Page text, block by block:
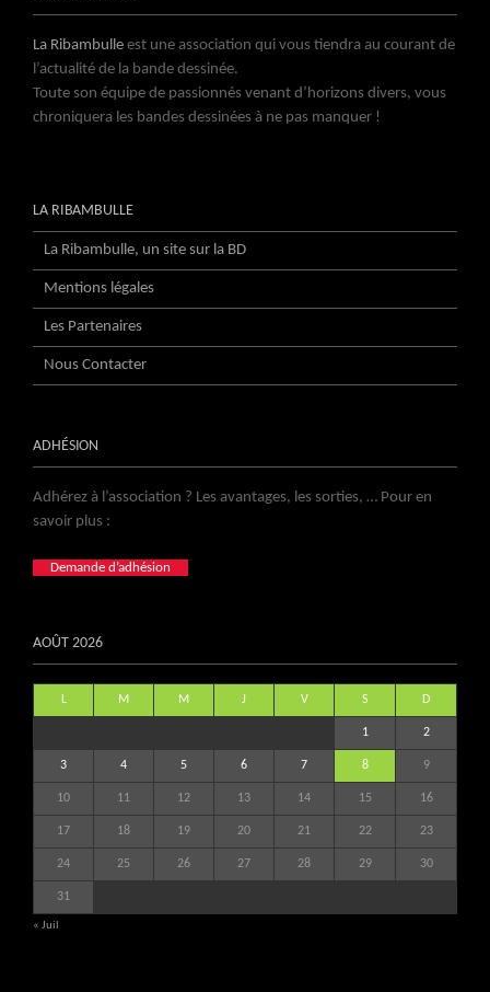
La Ribambulle est une association qui vous tiendra au courant de
l’actualité de la bande dessinée.
Toute son équipe de passionnés venant d’horizons divers, vous
chroniquera les bandes dessinées à ne pas manquer !
LA RIBAMBULLE
La Ribambulle, un site sur la BD
Mentions légales
Les Partenaires
Nous Contacter
ADHÉSION
Adhérez à l’association ? Les avantages, les sorties, … Pour en
savoir plus :
Demande d’adhésion
AOÛT 2026
L M M J V S D
1 2
3 4 5 6 7 8 9
10 11 12 13 14 15 16
17 18 19 20 21 22 23
24 25 26 27 28 29 30
31
« Juil